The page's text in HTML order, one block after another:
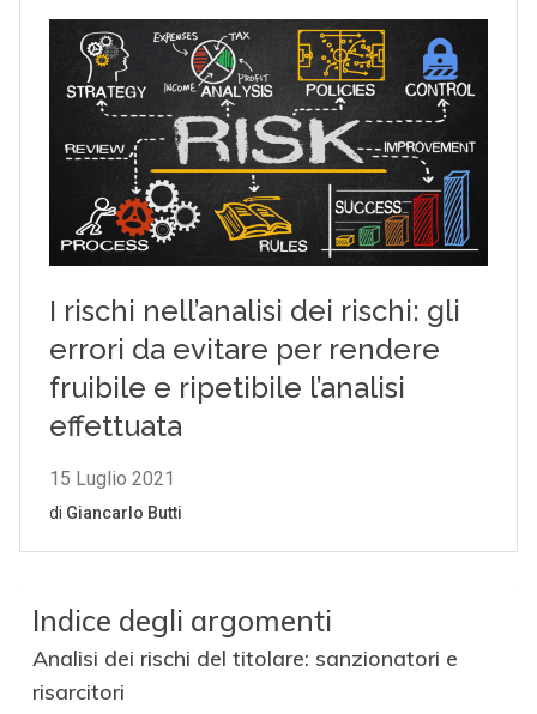
Indice degli argomenti
Analisi dei rischi del titolare: sanzionatori e
risarcitori